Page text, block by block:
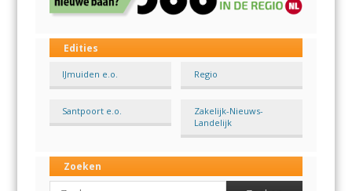
Edities
IJmuiden e.o. Regio
Santpoort e.o.
Zakelijk-Nieuws-
Landelijk
Zoeken
Search